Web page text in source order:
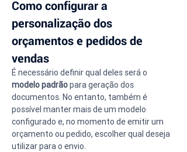
Como configurar a
personalização dos
orçamentos e pedidos de
vendas
É necessário definir qual deles será o
modelo padrão para geração dos
documentos. No entanto, também é
possível manter mais de um modelo
configurado e, no momento de emitir um
orçamento ou pedido, escolher qual deseja
utilizar para o envio.